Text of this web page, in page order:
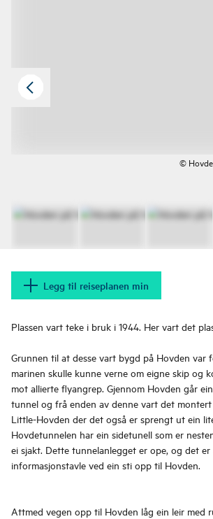
©
Legg til reiseplanen min
Plassen vart teke i bruk i 1944. Her vart det
Grunnen til at desse vart bygd på Hovden var
marinen skulle kunne verne om eigne skip og
mot allierte flyangrep. Gjennom Hovden går
tunnel og frå enden av denne vart det
Little-Hovden der det også er sprengt ut ein
Hovdetunnelen har ein sidetunell som er
ei sjakt. Dette tunnelanlegget er ope, og det
informasjonstavle ved ein sti opp til Hovden.
Attmed vegen opp til Hovden låg ein leir med